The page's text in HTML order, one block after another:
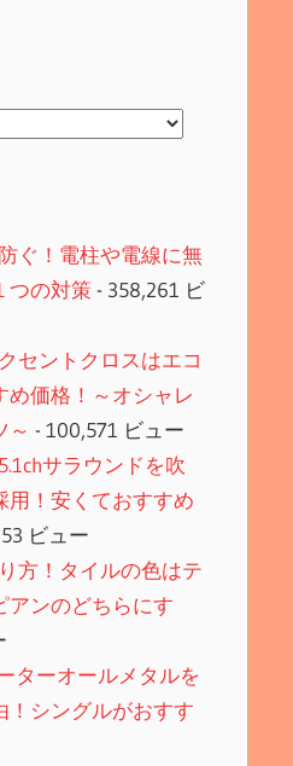
ぐ！電柱や電線に無
つの対策 - 358,261 ビ
セントクロスはエコ
め価格！～オシャレ
～ - 100,571 ビュー
サラウンドを吹
用！安くておすすめ
ビュー
方！タイルの色はテ
アンのどちらにす
ターオールメタルを
！シングルがおすす